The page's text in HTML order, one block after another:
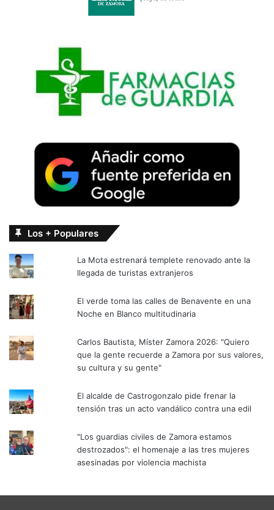
Los + Populares
La Mota estrenará templete renovado ante la
llegada de turistas extranjeros
El verde toma las calles de Benavente en una
Noche en Blanco multitudinaria
Carlos Bautista, Míster Zamora 2026: "Quiero
que la gente recuerde a Zamora por sus valores,
su cultura y su gente"
El alcalde de Castrogonzalo pide frenar la
tensión tras un acto vandálico contra una edil
"Los guardias civiles de Zamora estamos
destrozados": el homenaje a las tres mujeres
asesinadas por violencia machista